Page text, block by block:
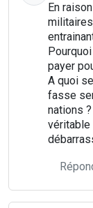
En
payer
A quoi
fasse
nations
véritable